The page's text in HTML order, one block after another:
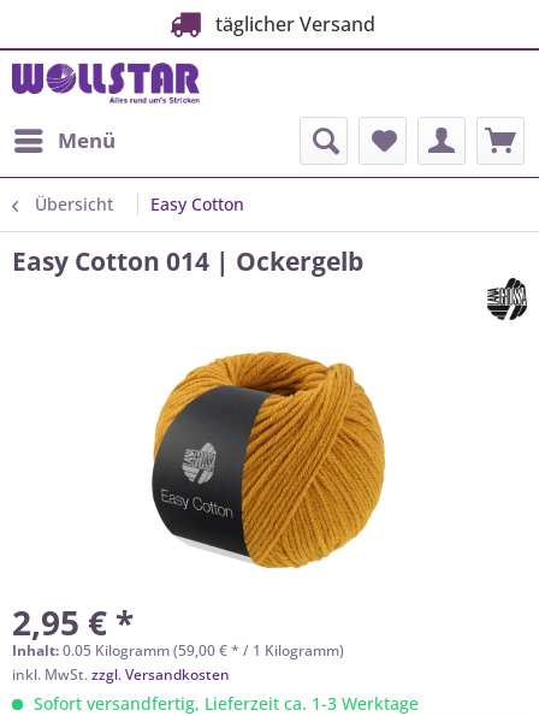
täglicher Versand
Menü
Übersicht Easy Cotton
Easy Cotton 014 | Ockergelb
2,95 € *
Inhalt:0.05 Kilogramm (59,00 € * / 1 Kilogramm)
inkl. MwSt.zzgl. Versandkosten
Sofort versandfertig, Lieferzeit ca. 1-3 Werktage